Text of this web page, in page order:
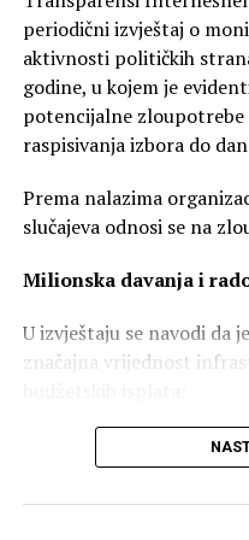
Istakao je da od
snagu i povećanje
odnosno studente, a da
put podržala i brucoše,
fakultetima sa po 200
Podsjetio je da je Grad u
već realizovao više
podrške za proces
5.000 KM po
Ovlašteni potpisnik u
mladim jedan od
naša mjera podrške
periodični izvještaj o
aktivnosti političkih
godine, u kojem je
potencijalne zloupotrebe
raspisivanja izbora do
Prema nalazima
slučajeva odnosi se na
Milionska davanja i
U izvještaju se navodi da
značajna vrijednost
– Infrastrukturni radovi:
radova iznosi 126
započetih radova dostiže